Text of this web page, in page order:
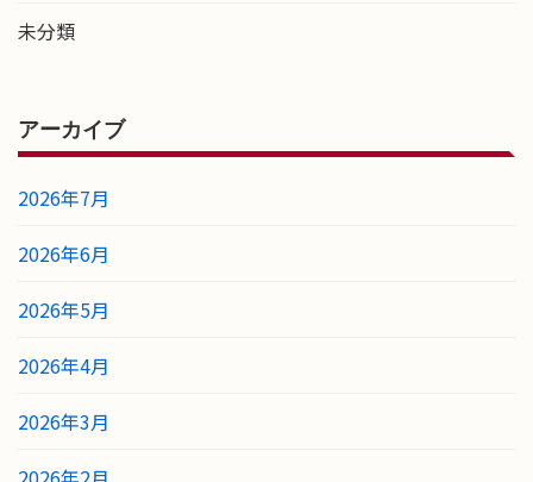
未分類
アーカイブ
2026年7月
2026年6月
2026年5月
2026年4月
2026年3月